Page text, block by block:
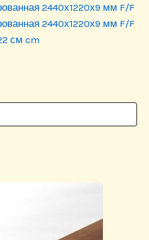
2440х1220х9 мм F/F
2440х1220х9 мм F/F
см cm